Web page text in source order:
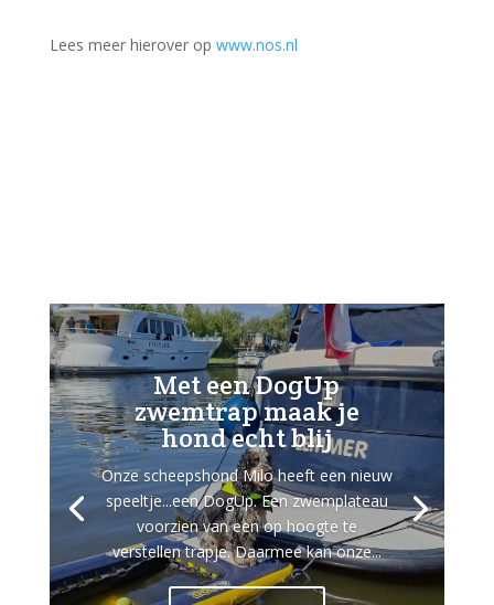
Lees meer hierover op www.nos.nl
Met een DogUp
zwemtrap maak je
hond echt blij
Onze scheepshond Milo heeft een nieuw
speeltje...een DogUp. Een zwemplateau
voorzien van een op hoogte te
verstellen trapje. Daarmee kan onze...